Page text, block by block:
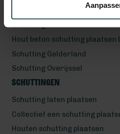
Schutting Zuid-Holland
Hout beton schutting plaatsen
Schutting Gelderland
Schutting Overijssel
Schuttingen
Schutting laten plaatsen
Collectief een schutting
Houten schutting plaatsen